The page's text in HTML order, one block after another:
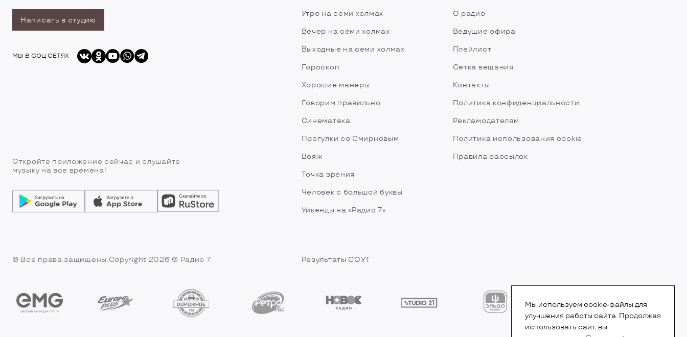
Написать в студию
МЫ В СОЦ СЕТЯХ
Откройте приложение сейчас и слушайте
музыку на все времена!
© Все права защищены.Copyright 2026 © Радио 7
Утро на семи холмах
Вечер на семи холмах
Выходные на семи холмах
Гороскоп
Хорошие манеры
Говорим правильно
Синематека
Прогулки со Смирновым
Вояж
Точка зрения
Человек с большой буквы
Уикенды на «Радио 7»
Результаты СОУТ
О радио
Ведущие эфира
Плейлист
Сетка вещания
Контакты
Политика конфиденциальности
Рекламодателям
Политика использования cookie
Правила рассылок
Мы используем cookie-файлы для
улучшения работы сайта. Продолжая
использовать сайт, вы